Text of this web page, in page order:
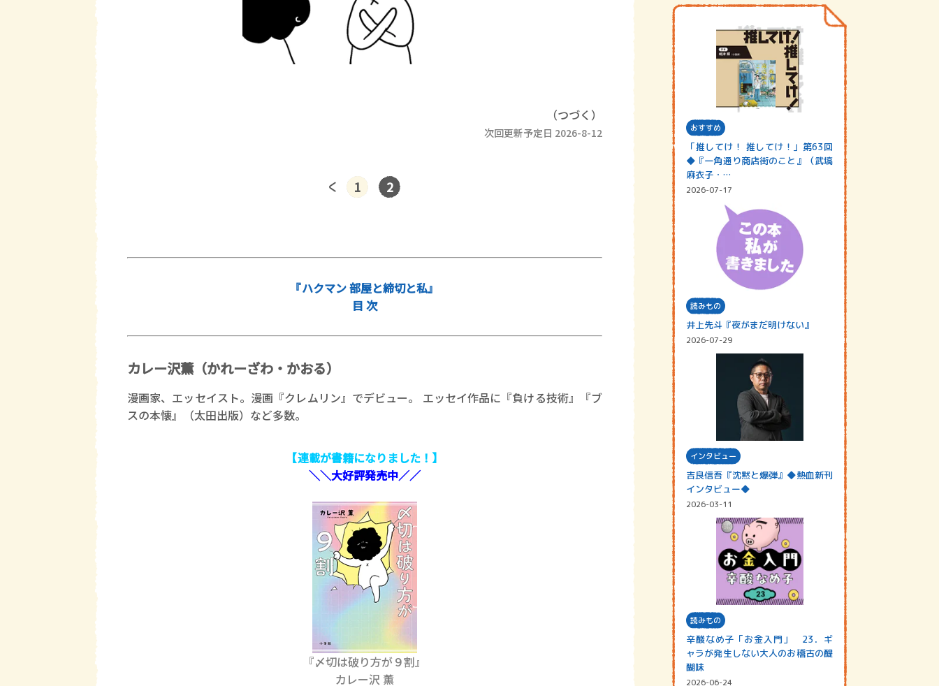
（つづく）
次回更新予定日 2026-8-12
1 2
『ハクマン 部屋と締切と私』
目 次
カレー沢薫（かれーざわ・かおる）
漫画家、エッセイスト。漫画『クレムリン』でデビュー。 エッセイ作品に『負ける技術』『ブ
スの本懐』（太田出版）など多数。
【連載が書籍になりました！】
＼＼大好評発売中／／
『〆切は破り方が９割』
カレー沢 薫
おすすめ
「推してけ！ 推してけ！」第63回
◆『一角通り商店街のこと』（武塙
麻衣子・…
2026-07-17
読みもの
井上先斗『夜がまだ明けない』
2026-07-29
インタビュー
吉良信吾『沈黙と爆弾』◆熱血新刊
インタビュー◆
2026-03-11
読みもの
辛酸なめ子「お金入門」 23．ギ
ャラが発生しない大人のお稽古の醍
醐味
2026-06-24